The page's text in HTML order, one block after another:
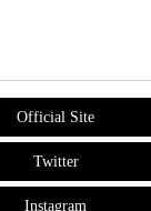
Official Site
Twitter
Instagram